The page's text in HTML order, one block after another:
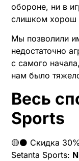
обороне, ни в
слишком хорош
Мы позволили
недостаточно
с самого
нам было
Весь
Sports
🟡⚫️ Скидка
Setanta Sports: